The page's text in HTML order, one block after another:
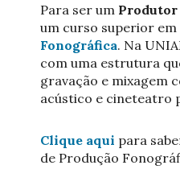
Para ser um
um curso superior em
Fonográfica. Na
com uma estrutura
gravação e mixagem
acústico e cineteatro
Clique aqui para
de Produção